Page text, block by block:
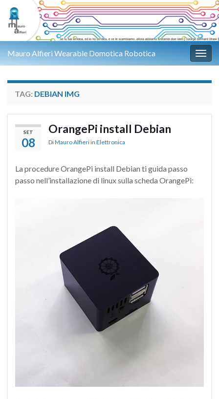
Mauro Alfieri Wearable Domotica Robotica
TAG: DEBIAN IMG
SET
08
OrangePi install Debian
DiMauro Alfieri in Elettronica
La procedure OrangePi install Debian ti guida passo
passo nell’installazione di linux sulla scheda OrangePi: